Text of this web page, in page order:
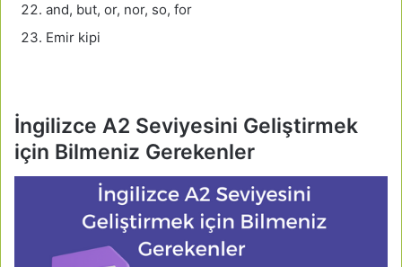
and, but, or, nor, so, for
Emir kipi
İngilizce A2 Seviyesini Geliştirmek
için Bilmeniz Gerekenler